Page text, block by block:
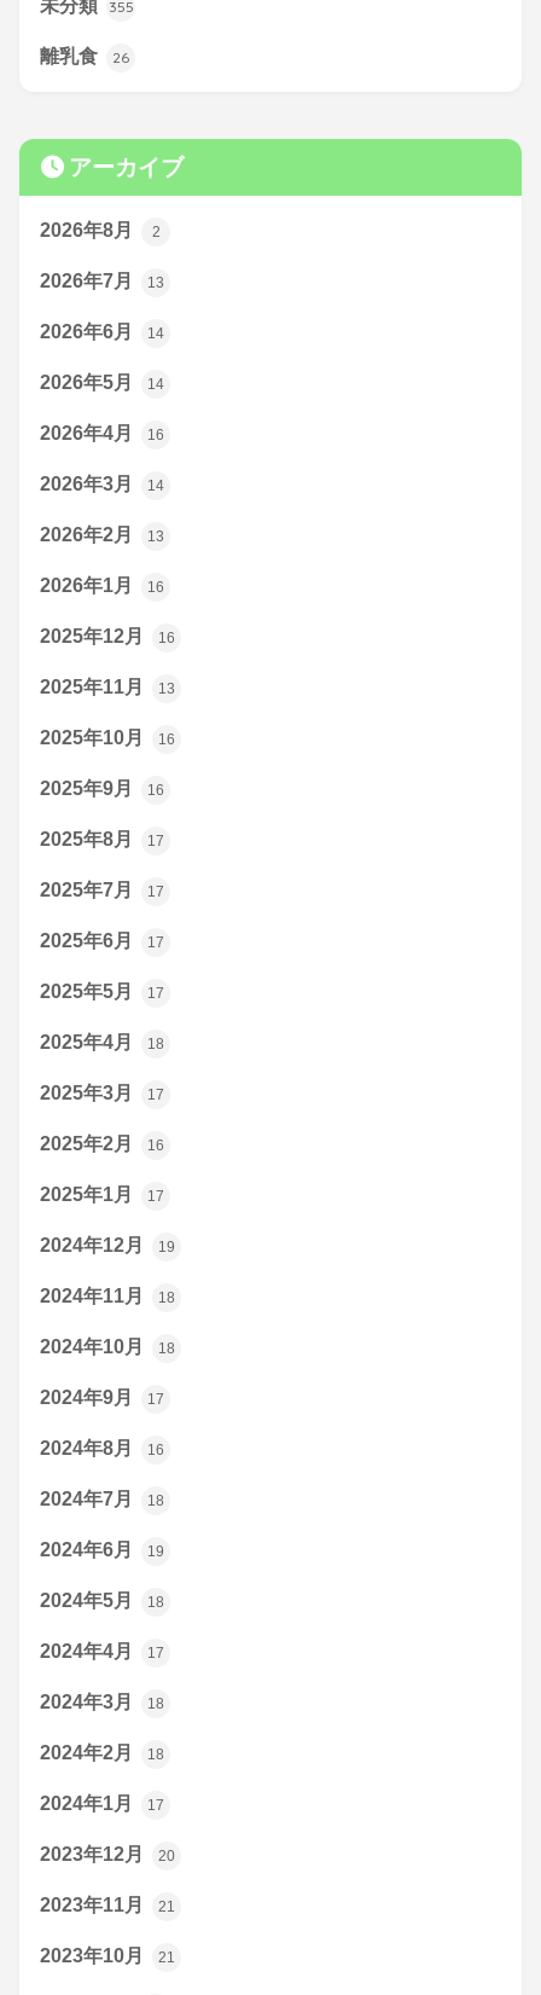
未分類 355
離乳食 26
アーカイブ
2026年8月 2
2026年7月 13
2026年6月 14
2026年5月 14
2026年4月 16
2026年3月 14
2026年2月 13
2026年1月 16
2025年12月 16
2025年11月 13
2025年10月 16
2025年9月 16
2025年8月 17
2025年7月 17
2025年6月 17
2025年5月 17
2025年4月 18
2025年3月 17
2025年2月 16
2025年1月 17
2024年12月 19
2024年11月 18
2024年10月 18
2024年9月 17
2024年8月 16
2024年7月 18
2024年6月 19
2024年5月 18
2024年4月 17
2024年3月 18
2024年2月 18
2024年1月 17
2023年12月 20
2023年11月 21
2023年10月 21